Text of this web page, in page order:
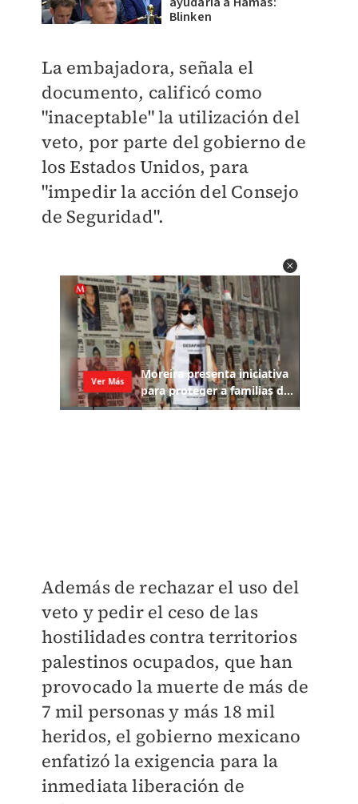
Blinken
La embajadora, señala el
documento, calificó como
"inaceptable" la utilización del
veto, por parte del gobierno de
los Estados Unidos, para
"impedir la acción del Consejo
de Seguridad".
Además de rechazar el uso del
veto y pedir el ceso de las
hostilidades contra territorios
palestinos ocupados, que han
provocado la muerte de más de
7 mil personas y más 18 mil
heridos, el gobierno mexicano
enfatizó la exigencia para la
inmediata liberación de